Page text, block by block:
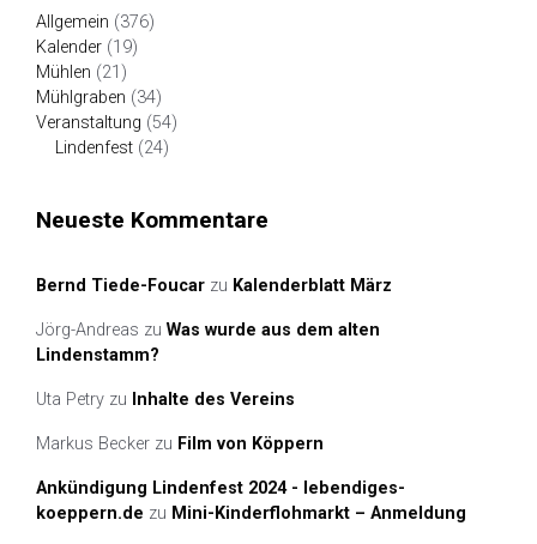
Allgemein (376)
Kalender (19)
Mühlen (21)
Mühlgraben (34)
Veranstaltung (54)
Lindenfest (24)
Neueste Kommentare
Bernd Tiede-Foucar zu Kalenderblatt März
Jörg-Andreas zu Was wurde aus dem alten
Lindenstamm?
Uta Petry zu Inhalte des Vereins
Markus Becker zu Film von Köppern
Ankündigung Lindenfest 2024 - lebendiges-
koeppern.de zu Mini-Kinderflohmarkt – Anmeldung